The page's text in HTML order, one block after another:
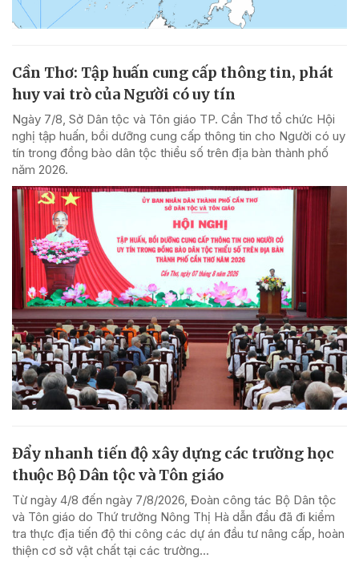
Cần Thơ: Tập huấn cung cấp thông tin, phát
huy vai trò của Người có uy tín
Ngày 7/8, Sở Dân tộc và Tôn giáo TP. Cần Thơ tổ chức Hội
nghị tập huấn, bồi dưỡng cung cấp thông tin cho Người có uy
tín trong đồng bào dân tộc thiểu số trên địa bàn thành phố
năm 2026.
Đẩy nhanh tiến độ xây dựng các trường học
thuộc Bộ Dân tộc và Tôn giáo
Từ ngày 4/8 đến ngày 7/8/2026, Đoàn công tác Bộ Dân tộc
và Tôn giáo do Thứ trưởng Nông Thị Hà dẫn đầu đã đi kiểm
tra thực địa tiến độ thi công các dự án đầu tư nâng cấp, hoàn
thiện cơ sở vật chất tại các trường...